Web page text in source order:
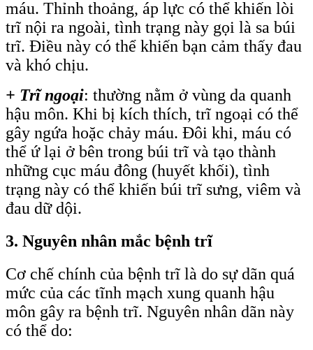
máu. Thỉnh thoảng, áp lực có thể khiến lòi
trĩ nội ra ngoài, tình trạng này gọi là sa búi
trĩ. Điều này có thể khiến bạn cảm thấy đau
và khó chịu.
+ Trĩ ngoại: thường nằm ở vùng da quanh
hậu môn. Khi bị kích thích, trĩ ngoại có thể
gây ngứa hoặc chảy máu. Đôi khi, máu có
thể ứ lại ở bên trong búi trĩ và tạo thành
những cục máu đông (huyết khối), tình
trạng này có thể khiến búi trĩ sưng, viêm và
đau dữ dội.
3. Nguyên nhân mắc bệnh trĩ
Cơ chế chính của bệnh trĩ là do sự dãn quá
mức của các tĩnh mạch xung quanh hậu
môn gây ra bệnh trĩ. Nguyên nhân dãn này
có thể do: